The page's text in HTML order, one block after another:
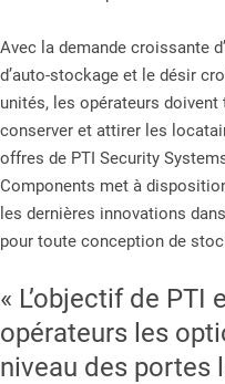
Avec la demande croissante
d’auto-stockage et le désir
unités, les opérateurs
conserver et attirer les
offres de PTI Security
Components met à
les dernières innovations
pour toute conception de
« L’objectif de PTI
opérateurs les
niveau des portes